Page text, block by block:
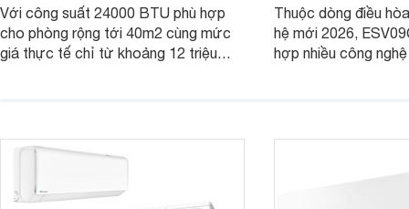
Với công suất 24000 BTU phù hợp
cho phòng rộng tới 40m2 cùng mức
giá thực tế chỉ từ khoảng 12 triệu
Thuộc dòng điều
hệ mới 2026,
hợp nhiều công